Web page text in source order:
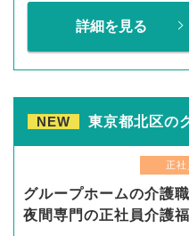
詳細を見る
NEW 東京都北区の
正社
グループホームの介護
夜間専門の正社員介護